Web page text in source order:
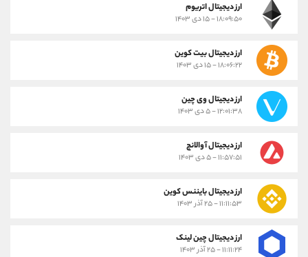
ارز دیجیتال اتریوم
۱۸:۰۹:۵۰ - ۱۵ دی ۱۴۰۳
ارز دیجیتال بیت کوین
۱۸:۰۶:۲۲ - ۱۵ دی ۱۴۰۳
ارز دیجیتال وی چین
۱۲:۰۱:۳۸ - ۵ دی ۱۴۰۳
ارز دیجیتال آوالانچ
۱۱:۵۷:۵۱ - ۵ دی ۱۴۰۳
ارز دیجیتال بایننس کوین
۱۱:۱۱:۵۳ - ۲۵ آذر ۱۴۰۳
ارز دیجیتال چین لینک
۱۱:۱۱:۲۴ - ۲۵ آذر ۱۴۰۳